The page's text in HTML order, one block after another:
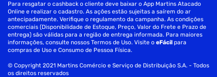
Para resgatar o cashback o cliente deve baixar o App Martins Atacado
Online e realizar o cadastro. As ações estão sujeitas a saírem do ar
antecipadamente. Verifique o regulamento da campanha. As condições
comerciais (Disponibilidade de Estoque, Preço, Valor do Frete e Prazo de
entrega) são válidas para a região de entrega informada. Para maiores
informações, consulte nossos Termos de Uso. Visite oeFácil para
compras de Uso e Consumo de Pessoa Física.
© Copyright 2021 Martins Comércio e Serviço de Distribuição S.A. - Todos
os direitos reservados